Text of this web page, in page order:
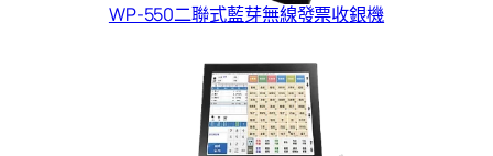
WP-550二聯式藍芽無線發票收銀機